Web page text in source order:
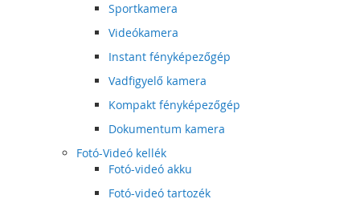
Sportkamera
Videókamera
Instant fényképezőgép
Vadfigyelő kamera
Kompakt fényképezőgép
Dokumentum kamera
Fotó-Videó kellék
Fotó-videó akku
Fotó-videó tartozék